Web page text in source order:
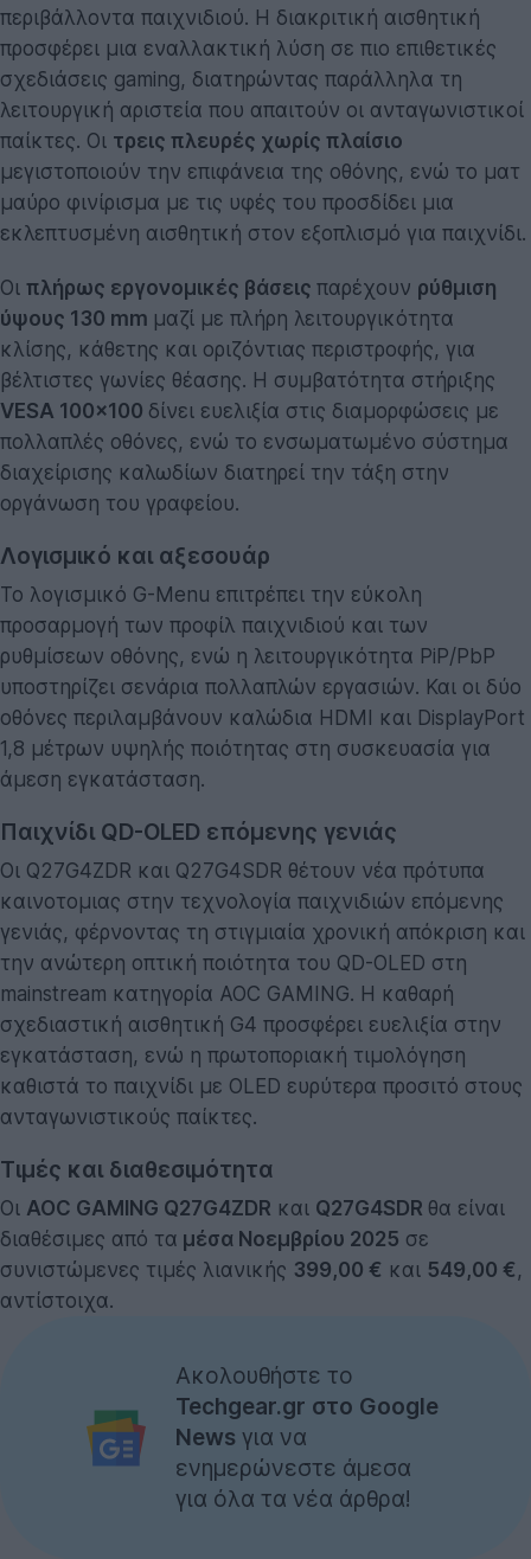
περιβάλλοντα παιχνιδιού. Η διακριτική αισθητική
προσφέρει μια εναλλακτική λύση σε πιο επιθετικές
σχεδιάσεις gaming, διατηρώντας παράλληλα τη
λειτουργική αριστεία που απαιτούν οι ανταγωνιστικοί
παίκτες. Οι τρεις πλευρές χωρίς πλαίσιο
μεγιστοποιούν την επιφάνεια της οθόνης, ενώ το ματ
μαύρο φινίρισμα με τις υφές του προσδίδει μια
εκλεπτυσμένη αισθητική στον εξοπλισμό για παιχνίδι.
Οι πλήρως εργονομικές βάσεις παρέχουν ρύθμιση
ύψους 130 mm μαζί με πλήρη λειτουργικότητα
κλίσης, κάθετης και οριζόντιας περιστροφής, για
βέλτιστες γωνίες θέασης. Η συμβατότητα στήριξης
VESA 100x100 δίνει ευελιξία στις διαμορφώσεις με
πολλαπλές οθόνες, ενώ το ενσωματωμένο σύστημα
διαχείρισης καλωδίων διατηρεί την τάξη στην
οργάνωση του γραφείου.
Λογισμικό και αξεσουάρ
Το λογισμικό G-Menu επιτρέπει την εύκολη
προσαρμογή των προφίλ παιχνιδιού και των
ρυθμίσεων οθόνης, ενώ η λειτουργικότητα PiP/PbP
υποστηρίζει σενάρια πολλαπλών εργασιών. Και οι δύο
οθόνες περιλαμβάνουν καλώδια HDMI και DisplayPort
1,8 μέτρων υψηλής ποιότητας στη συσκευασία για
άμεση εγκατάσταση.
Παιχνίδι QD-OLED επόμενης γενιάς
Οι Q27G4ZDR και Q27G4SDR θέτουν νέα πρότυπα
καινοτομιας στην τεχνολογία παιχνιδιών επόμενης
γενιάς, φέρνοντας τη στιγμιαία χρονική απόκριση και
την ανώτερη οπτική ποιότητα του QD-OLED στη
mainstream κατηγορία AOC GAMING. Η καθαρή
σχεδιαστική αισθητική G4 προσφέρει ευελιξία στην
εγκατάσταση, ενώ η πρωτοποριακή τιμολόγηση
καθιστά το παιχνίδι με OLED ευρύτερα προσιτό στους
ανταγωνιστικούς παίκτες.
Τιμές και διαθεσιμότητα
Οι AOC GAMING Q27G4ZDR και Q27G4SDR θα είναι
διαθέσιμες από τα μέσα Νοεμβρίου 2025 σε
συνιστώμενες τιμές λιανικής 399,00 € και 549,00 € ,
αντίστοιχα.
Ακολουθήστε το
Techgear.gr στο Google
News για να
ενημερώνεστε άμεσα
για όλα τα νέα άρθρα!